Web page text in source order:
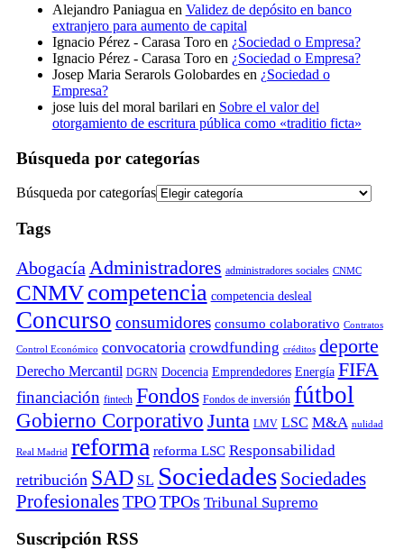
Alejandro Paniagua en Validez de depósito en banco
extranjero para aumento de capital
Ignacio Pérez - Carasa Toroen ¿Sociedad o Empresa?
Ignacio Pérez - Carasa Toroen ¿Sociedad o Empresa?
Josep Maria Serarols Golobardesen ¿Sociedad o
Empresa?
jose luis del moral barilari en Sobre el valor del
otorgamiento de escritura pública como «traditio ficta»
Búsqueda por categorías
Búsqueda por categorías
Tags
Abogacía Administradores administradores sociales CNMC
CNMV competencia competencia desleal
Concurso consumidores consumo colaborativo Contratos
Control Económico convocatoria crowdfunding créditos deporte
Derecho Mercantil DGRN Docencia Emprendedores Energía FIFA
financiación fintech Fondos Fondos de inversión fútbol
Gobierno Corporativo Junta LMV LSC M&A nulidad
Real Madrid reforma reforma LSC Responsabilidad
retribución SAD SL Sociedades Sociedades
Profesionales TPO TPOs Tribunal Supremo
Suscripción RSS